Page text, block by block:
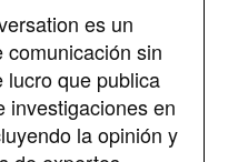
es un
comunicación sin
lucro que publica
investigaciones en
la opinión y